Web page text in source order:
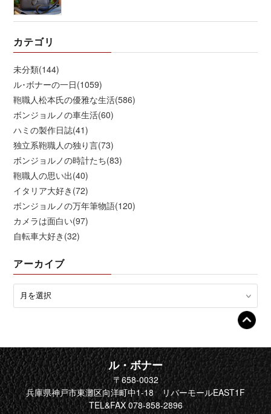
カテゴリ
未分類(144)
ル･ボナーの一日(1059)
鞄職人松本氏の優雅な生活(586)
ボンジョルノの車生活(60)
ハミの製作日誌(41)
独立系鞄職人の独り言(73)
ボンジョルノの時計たち(83)
鞄職人の思い出(40)
イタリア大好き(72)
ボンジョルノの万年筆物語(120)
カメラは面白い(97)
自転車大好き(32)
アーカイブ
ル・ボナー
〒658-0032
兵庫県神戸市東灘区向洋町中1-18 リバーモールEAST1F
TEL&FAX 078-858-2896